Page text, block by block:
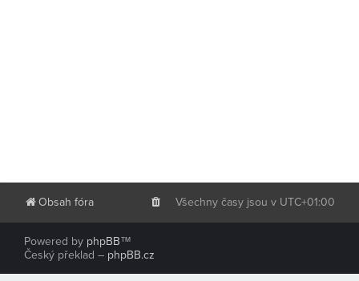
Obsah fóra Všechny časy jsou v UTC+01:00
Powered by phpBB™
Český překlad – phpBB.cz